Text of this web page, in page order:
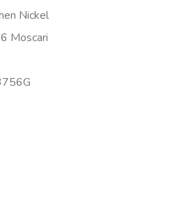
Nickel
Moscari